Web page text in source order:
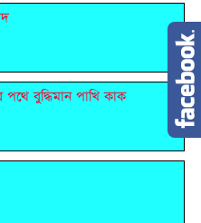
পথে বুদ্ধিমান পাখি কাক